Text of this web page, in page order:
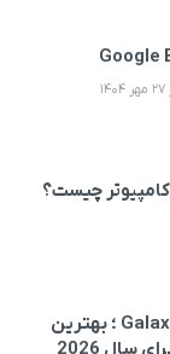
چیست؟
بررسی Galaxy Z Fold8 Ultra ؛ بهترین